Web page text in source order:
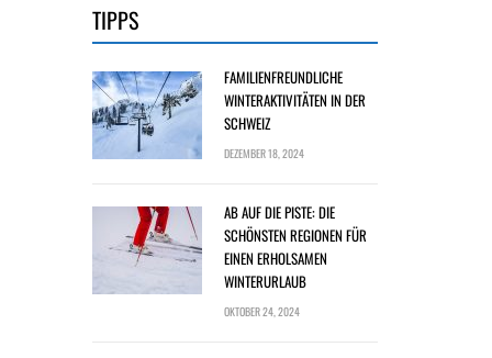
TIPPS
FAMILIENFREUNDLICHE
WINTERAKTIVITÄTEN IN DER
SCHWEIZ
DEZEMBER 18, 2024
AB AUF DIE PISTE: DIE
SCHÖNSTEN REGIONEN FÜR
EINEN ERHOLSAMEN
WINTERURLAUB
OKTOBER 24, 2024